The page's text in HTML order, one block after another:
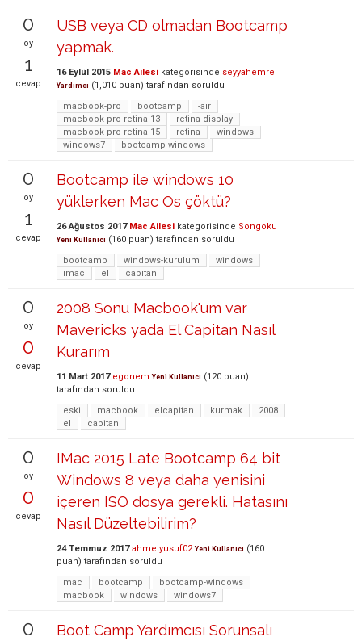
0
oy
1
cevap
USB veya CD olmadan Bootcamp
yapmak.
16 Eylül 2015 Mac Ailesi kategorisinde seyyahemre
Yardımcı (1,010 puan) tarafından soruldu
macbook-pro
bootcamp
-air
macbook-pro-retina-13
retina-display
macbook-pro-retina-15
retina
windows
windows7
bootcamp-windows
0
oy
1
cevap
Bootcamp ile windows 10
yüklerken Mac Os çöktü?
26 Ağustos 2017 Mac Ailesi kategorisinde Songoku
Yeni Kullanıcı (160 puan) tarafından soruldu
bootcamp
windows-kurulum
windows
imac
el capitan
0
oy
0
cevap
2008 Sonu Macbook'um var
Mavericks yada El Capitan Nasıl
Kurarım
11 Mart 2017 egonem Yeni Kullanıcı (120 puan)
tarafından soruldu
eski
macbook elcapitan kurmak
2008
el
capitan
0
oy
0
cevap
IMac 2015 Late Bootcamp 64 bit
Windows 8 veya daha yenisini
içeren ISO dosya gerekli. Hatasını
Nasıl Düzeltebilirim?
24 Temmuz 2017 ahmetyusuf02 Yeni Kullanıcı (160
puan) tarafından soruldu
mac
bootcamp
bootcamp-windows
macbook
windows windows7
0 Boot Camp Yardımcısı Sorunsalı